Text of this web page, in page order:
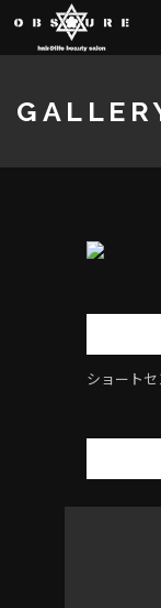
ショート